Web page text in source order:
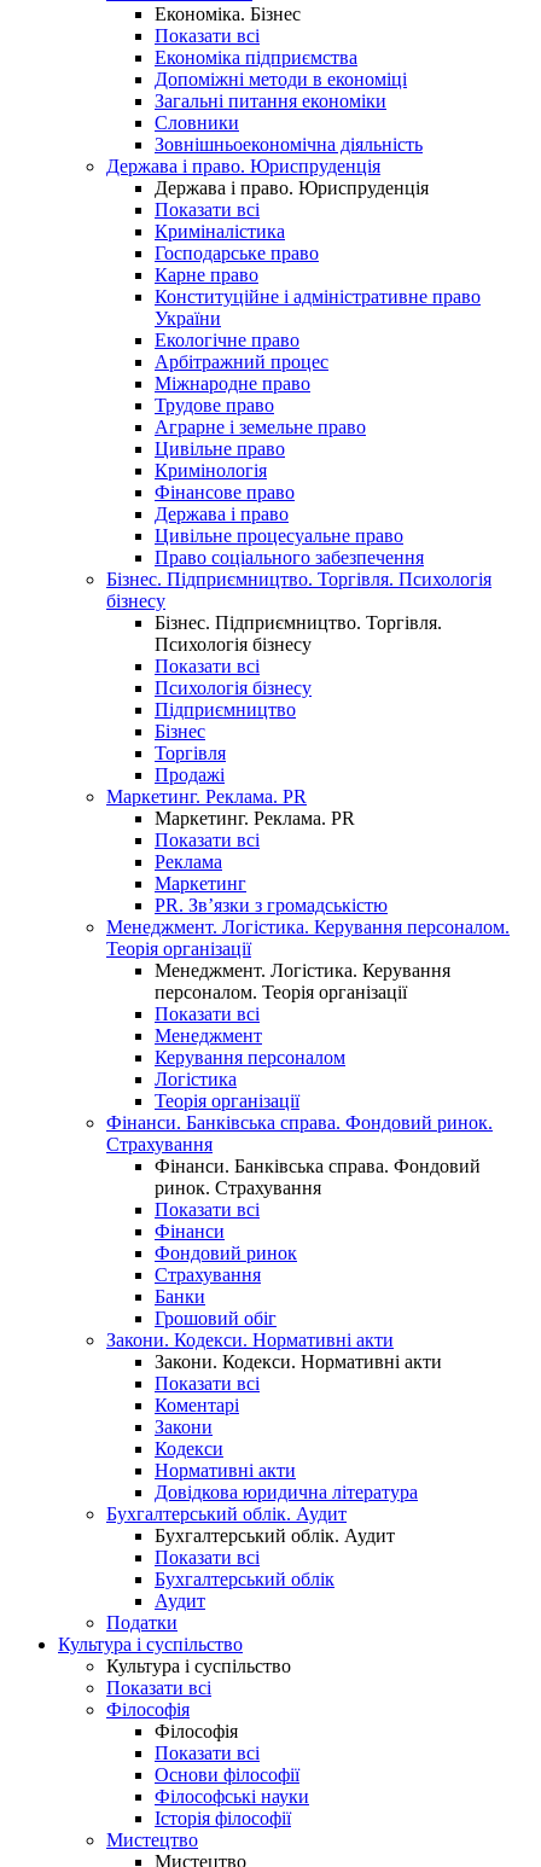
Економіка. Бізнес
Показати всі
Економіка підприємства
Допоміжні методи в економіці
Загальні питання економіки
Словники
Зовнішньоекономічна діяльність
Держава і право. Юриспруденція
Держава і право. Юриспруденція
Показати всі
Криміналістика
Господарське право
Карне право
Конституційне і адміністративне право
України
Екологічне право
Арбітражний процес
Міжнародне право
Трудове право
Аграрне і земельне право
Цивільне право
Кримінологія
Фінансове право
Держава і право
Цивільне процесуальне право
Право соціального забезпечення
Бізнес. Підприємництво. Торгівля. Психологія
бізнесу
Бізнес. Підприємництво. Торгівля.
Психологія бізнесу
Показати всі
Психологія бізнесу
Підприємництво
Бізнес
Торгівля
Продажі
Маркетинг. Реклама. PR
Маркетинг. Реклама. PR
Показати всі
Реклама
Маркетинг
PR. Зв’язки з громадськістю
Менеджмент. Логістика. Керування персоналом.
Теорія організації
Менеджмент. Логістика. Керування
персоналом. Теорія організації
Показати всі
Менеджмент
Керування персоналом
Логістика
Теорія організації
Фінанси. Банківська справа. Фондовий ринок.
Страхування
Фінанси. Банківська справа. Фондовий
ринок. Страхування
Показати всі
Фінанси
Фондовий ринок
Страхування
Банки
Грошовий обіг
Закони. Кодекси. Нормативні акти
Закони. Кодекси. Нормативні акти
Показати всі
Коментарі
Закони
Кодекси
Нормативні акти
Довідкова юридична література
Бухгалтерський облік. Аудит
Бухгалтерський облік. Аудит
Показати всі
Бухгалтерський облік
Аудит
Податки
Культура і суспільство
Культура і суспільство
Показати всі
Філософія
Філософія
Показати всі
Основи філософії
Філософські науки
Історія філософії
Мистецтво
Мистецтво